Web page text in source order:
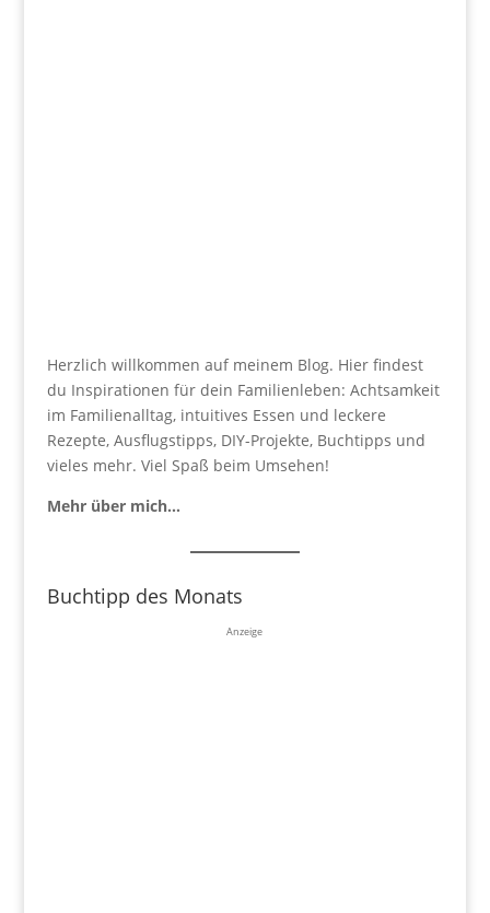
Herzlich willkommen auf meinem Blog. Hier findest
du Inspirationen für dein Familienleben: Achtsamkeit
im Familienalltag, intuitives Essen und leckere
Rezepte, Ausflugstipps, DIY-Projekte, Buchtipps und
vieles mehr. Viel Spaß beim Umsehen!
Mehr über mich…
Buchtipp des Monats
Anzeige